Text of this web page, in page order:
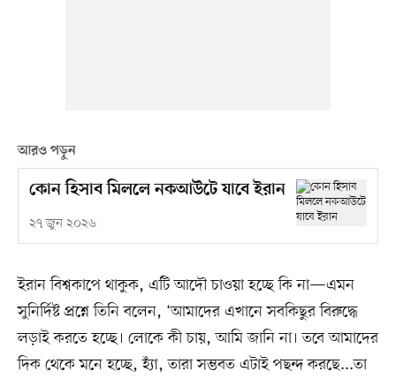
আরও পড়ুন
কোন হিসাব মিললে নকআউটে যাবে ইরান
২৭ জুন ২০২৬
ইরান বিশ্বকাপে থাকুক, এটি আদৌ চাওয়া হচ্ছে কি না—এমন
সুনির্দিষ্ট প্রশ্নে তিনি বলেন, ‘আমাদের এখানে সবকিছুর বিরুদ্ধে
লড়াই করতে হচ্ছে। লোকে কী চায়, আমি জানি না। তবে আমাদের
দিক থেকে মনে হচ্ছে, হ্যাঁ, তারা সম্ভবত এটাই পছন্দ করছে...তা